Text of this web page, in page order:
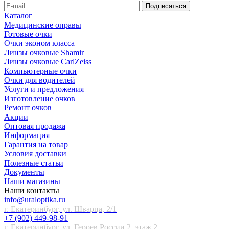
Каталог
Медицинские оправы
Готовые очки
Очки эконом класса
Линзы очковые Shamir
Линзы очковые CarlZeiss
Компьютерные очки
Очки для водителей
Услуги и предложения
Изготовление очков
Ремонт очков
Акции
Оптовая продажа
Информация
Гарантия на товар
Условия доставки
Полезные статьи
Документы
Наши магазины
Наши контакты
info@uraloptika.ru
г. Екатеринбург, ул. Шварца, 2/1
+7 (902) 449-98-91
г. Екатеринбург, ул. Героев России 2, этаж 2